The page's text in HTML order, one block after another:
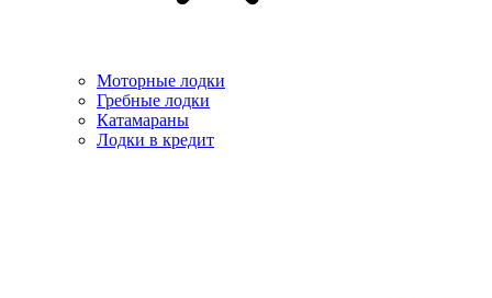
Моторные лодки
Гребные лодки
Катамараны
Лодки в кредит